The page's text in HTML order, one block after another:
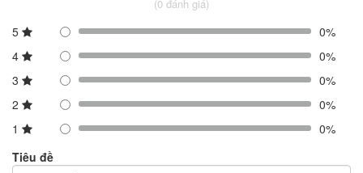
(0 đánh giá)
5
0%
4
0%
3
0%
2
0%
1
0%
Tiêu đề